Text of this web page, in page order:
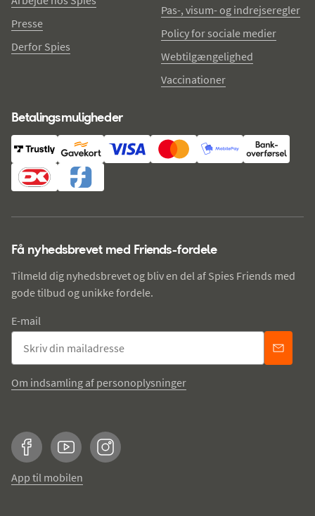
Presse
Derfor Spies
Pas-, visum- og indrejseregler
Policy for sociale medier
Webtilgængelighed
Vaccinationer
Betalingsmuligheder
Få nyhedsbrevet med Friends-fordele
Tilmeld dig nyhedsbrevet og bliv en del af Spies Friends med
gode tilbud og unikke fordele.
E-mail
Om indsamling af personoplysninger
FacebookYouTubeInstagram
App til mobilen